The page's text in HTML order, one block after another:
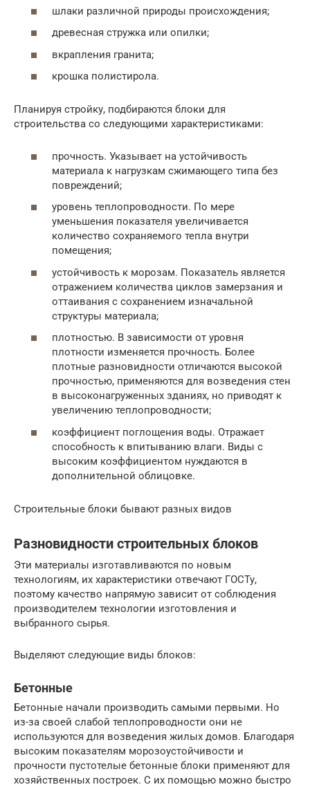
шлаки различной природы происхождения;
древесная стружка или опилки;
вкрапления гранита;
крошка полистирола.
Планируя стройку, подбираются блоки для
строительства со следующими характеристиками:
прочность. Указывает на устойчивость
материала к нагрузкам сжимающего типа без
повреждений;
уровень теплопроводности. По мере
уменьшения показателя увеличивается
количество сохраняемого тепла внутри
помещения;
устойчивость к морозам. Показатель является
отражением количества циклов замерзания и
оттаивания с сохранением изначальной
структуры материала;
плотностью. В зависимости от уровня
плотности изменяется прочность. Более
плотные разновидности отличаются высокой
прочностью, применяются для возведения стен
в высоконагруженных зданиях, но приводят к
увеличению теплопроводности;
коэффициент поглощения воды. Отражает
способность к впитыванию влаги. Виды с
высоким коэффициентом нуждаются в
дополнительной облицовке.
Строительные блоки бывают разных видов
Разновидности строительных блоков
Эти материалы изготавливаются по новым
технологиям, их характеристики отвечают ГОСТу,
поэтому качество напрямую зависит от соблюдения
производителем технологии изготовления и
выбранного сырья.
Выделяют следующие виды блоков:
Бетонные
Бетонные начали производить самыми первыми. Но
из-за своей слабой теплопроводности они не
используются для возведения жилых домов. Благодаря
высоким показателям морозоустойчивости и
прочности пустотелые бетонные блоки применяют для
хозяйственных построек. С их помощью можно быстро